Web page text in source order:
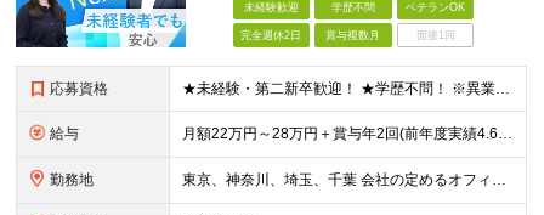
未経験歓迎 学歴不問 ベテランOK
完全週休2日 賞与複数月 面接1回
応募資格 ★未経験・第二新卒歓迎！ ★学歴不問！ ※異業種出身のメンバーが多数活躍中！ ※一人でも多くの方とお会いさせていただく予定です！ ※エンジニアの経験が数か月あり、今は別職種に就いているが、 もう一
給与 月額22万円～28万円＋賞与年2回(前年度実績4.6ヶ月分) ※知識・スキル・経験年数を最大限考慮し、 十分な話し合いのうえ決定いたします。 ※別途、交通費支給(月5万円まで)あり ※試用期間6ヶ
勤務地 東京、神奈川、埼玉、千葉 会社の定めるオフィス ※通勤時間は考慮します。